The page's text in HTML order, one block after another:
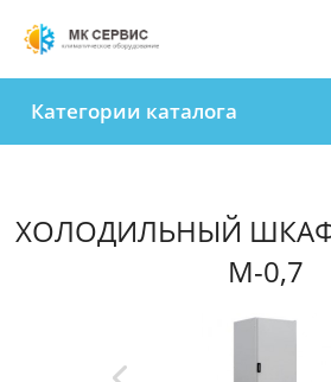
Категории каталога
ХОЛОДИЛЬНЫЙ ШКАФ
М-0,7